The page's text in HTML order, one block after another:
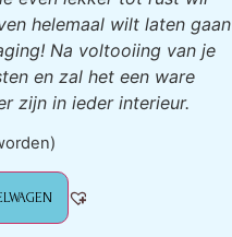
helemaal wilt laten gaan
Na voltooiing van je
en zal het een ware
zijn in ieder interieur.